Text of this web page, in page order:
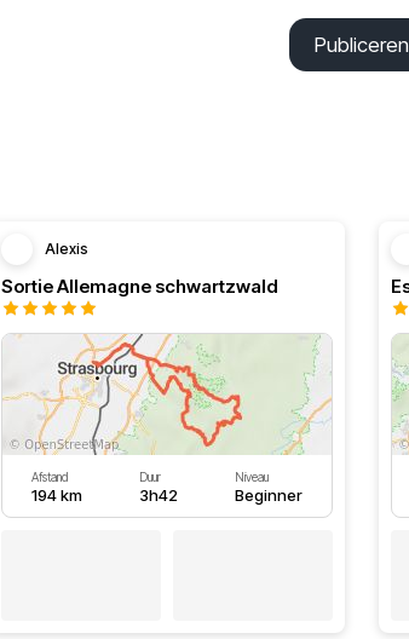
Publiceren
Alexis
Sortie Allemagne schwartzwald
Afstand
194 km
Duur
3h42
Niveau
Beginner